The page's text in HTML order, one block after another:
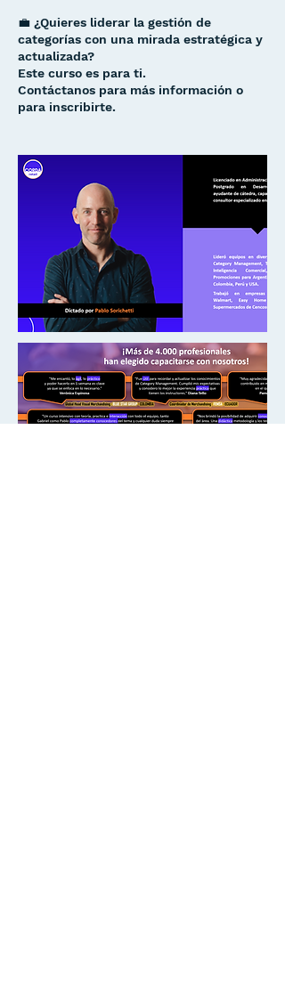
💼 ¿Quieres liderar la gestión de
categorías con una mirada estratégica y
actualizada?
Este curso es para ti.
Contáctanos para más información o
para inscribirte.